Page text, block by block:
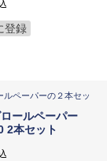
登録
ルペーパーの２本セッ
ールペーパー
2本セット